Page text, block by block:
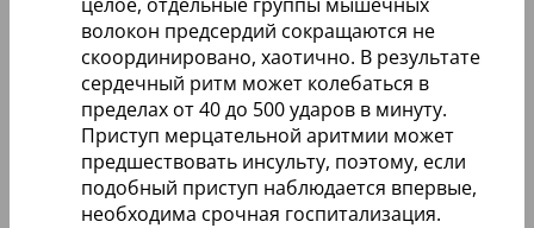
волокон предсердий сокращаются не
скоординировано, хаотично. В результате
сердечный ритм может колебаться в
пределах от 40 до 500 ударов в минуту.
Приступ мерцательной аритмии может
предшествовать инсульту, поэтому, если
подобный приступ наблюдается впервые,
необходима срочная госпитализация.